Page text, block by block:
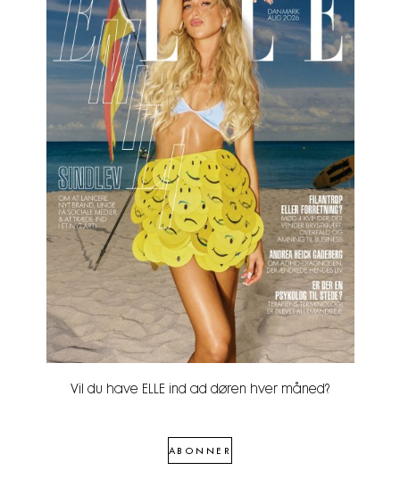
Vil du have ELLE ind ad døren hver måned?
ABONNER